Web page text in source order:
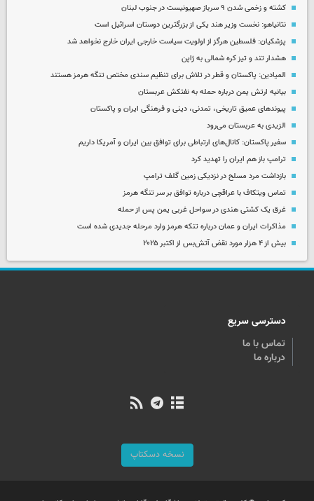
کشته و زخمی شدن ۹ سرباز صهیونیست در جنوب لبنان
نتانیاهو: نخست وزیر هند یکی از بزرگترین دوستان اسرائیل است
پزشکیان: فلسطین هرگز از اولویت سیاست خارجی ایران خارج نخواهد شد
هشدار تند و تیز کره شمالی به ژاپن
المیادین: پاکستان و قطر در تلاش برای تنظیم سندی مختص تنگه هرمز هستند
بیانیه ارتش یمن درباره حمله به نفتکش عربستان
پیوندهای عمیق تاریخی، تمدنی، دینی و فرهنگی ایران و پاکستان
الزیدی به عربستان می‌رود
سفیر پاکستان: کانال‌های ارتباطی برای توافق بین ایران و آمریکا داریم
ترامپ باز هم ایران را تهدید کرد
بازداشت مرد مسلح در نزدیکی زمین گلف ترامپ
تماس ویتکاف با عراقچی درباره توافق بر سر تنگه هرمز
غرق یک کشتی هندی در سواحل غربی یمن پس از حمله
مذاکرات ایران و عمان درباره تنکه هرمز وارد مرحله جدیدی شده است
بیش از ۴ هزار مورد نقض آتش‌بس از اکتبر ۲۰۲۵
دسترسی سریع
تماس با ما
درباره ما
نسخه دسکتاپ